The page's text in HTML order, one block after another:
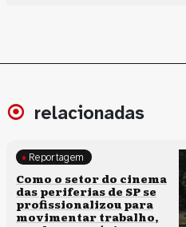
relacionadas
Políticas culturais
Reportagem
Como o setor do cinema
das periferias de SP se
profissionalizou para
movimentar trabalho,